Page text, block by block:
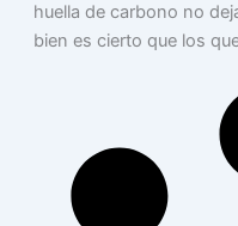
huella de carbono no
bien es cierto que los